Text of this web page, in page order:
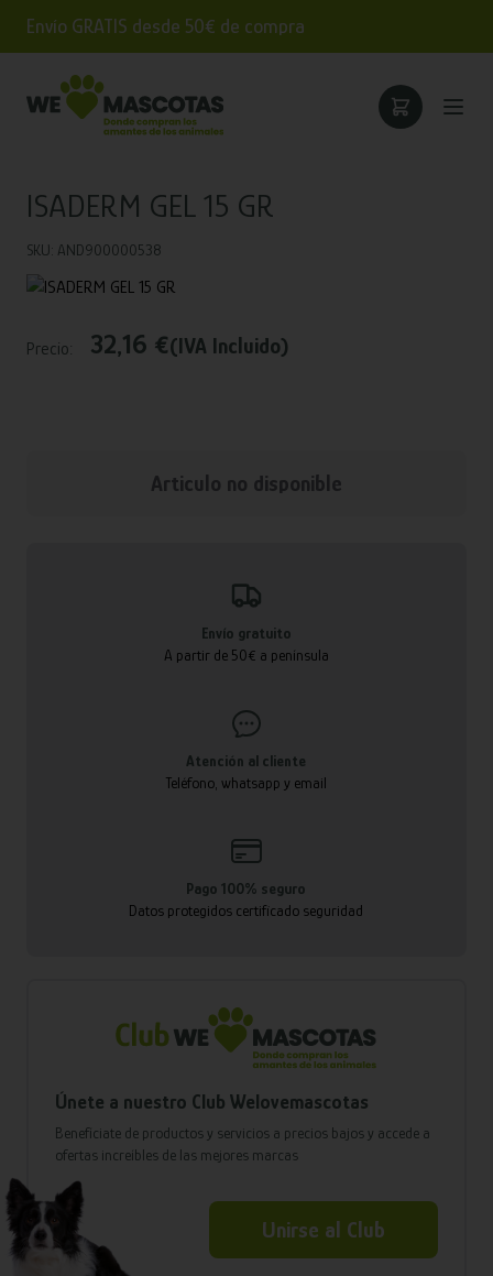
Envío GRATIS desde 50€ de compra
ISADERM GEL 15 GR
SKU: AND900000538
Precio: 32,16 €(IVA Incluido)
Articulo no disponible
Envío gratuito
A partir de 50€ a península
Atención al cliente
Teléfono, whatsapp y email
Pago 100% seguro
Datos protegidos certificado seguridad
Únete a nuestro Club Welovemascotas
Benefíciate de productos y servicios a precios bajos y accede a
ofertas increíbles de las mejores marcas
Unirse al Club